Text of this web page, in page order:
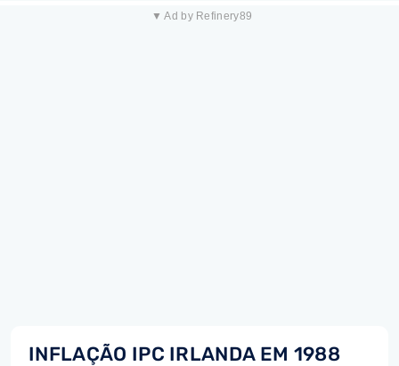
▼ Ad by Refinery89
INFLAÇÃO IPC IRLANDA EM 1988